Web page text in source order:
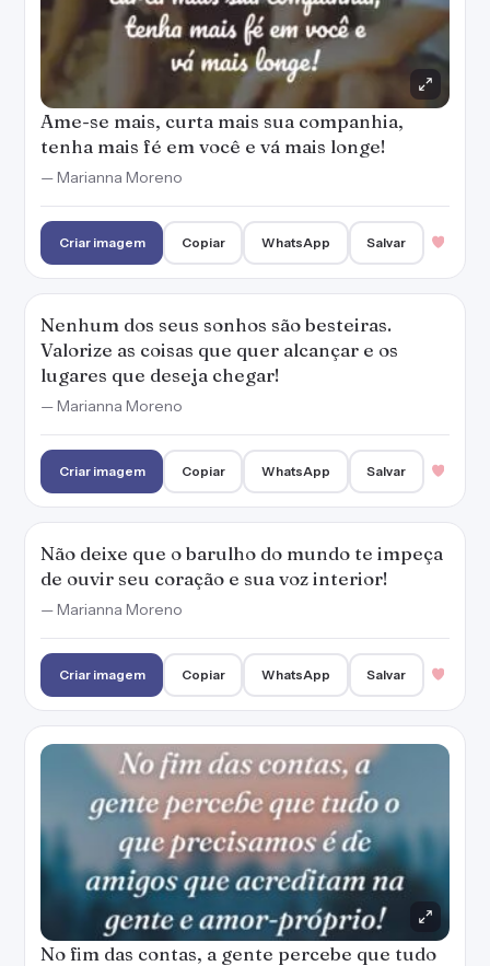
Ame-se mais, curta mais sua companhia,
tenha mais fé em você e vá mais longe!
— Marianna Moreno
Criar imagem Copiar WhatsApp Salvar
Nenhum dos seus sonhos são besteiras.
Valorize as coisas que quer alcançar e os
lugares que deseja chegar!
— Marianna Moreno
Criar imagem Copiar WhatsApp Salvar
Não deixe que o barulho do mundo te impeça
de ouvir seu coração e sua voz interior!
— Marianna Moreno
Criar imagem Copiar WhatsApp Salvar
No fim das contas, a gente percebe que tudo